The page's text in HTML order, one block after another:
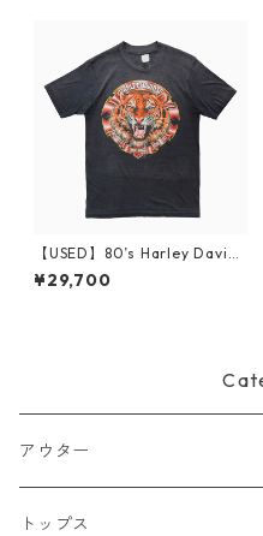
【USED】80’s Harley Davids
on DAYTONA 87 T-Shirt
¥29,700
アウター
ジャケット
トップス